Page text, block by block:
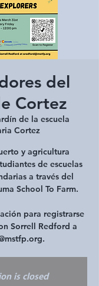
del
Cortez
de la escuela
Cortez
y agricultura
de escuelas
a través del
School To Farm.
para registrarse
Sorrell Redford a
is closed